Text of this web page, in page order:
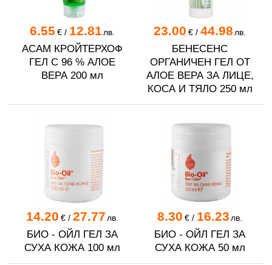
6.55 €/ 12.81лв.
АСАМ КРОЙТЕРХОФ
ГЕЛ С 96 % АЛОЕ
ВЕРА 200 мл
23.00 €/ 44.98 лв.
БЕНЕСЕНС
ОРГАНИЧЕН ГЕЛ ОТ
АЛОЕ ВЕРА ЗА ЛИЦЕ,
КОСА И ТЯЛО 250 мл
14.20 €/ 27.77 лв.
БИО - ОЙЛ ГЕЛ ЗА
СУХА КОЖА 100 мл
8.30 €/ 16.23 лв.
БИО - ОЙЛ ГЕЛ ЗА
СУХА КОЖА 50 мл